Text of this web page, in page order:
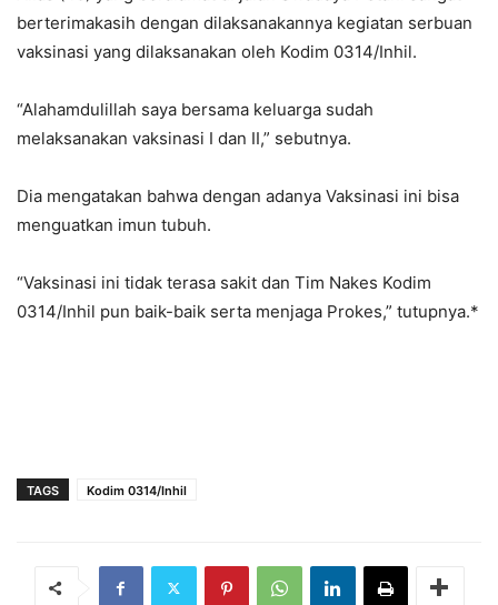
berterimakasih dengan dilaksanakannya kegiatan serbuan
vaksinasi yang dilaksanakan oleh Kodim 0314/Inhil.
“Alahamdulillah saya bersama keluarga sudah
melaksanakan vaksinasi I dan II,” sebutnya.
Dia mengatakan bahwa dengan adanya Vaksinasi ini bisa
menguatkan imun tubuh.
“Vaksinasi ini tidak terasa sakit dan Tim Nakes Kodim
0314/Inhil pun baik-baik serta menjaga Prokes,” tutupnya.*
TAGS Kodim 0314/Inhil